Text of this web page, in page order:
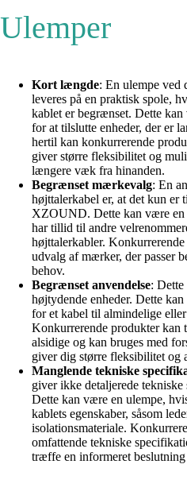
Ulemper
Kort længde: En ulempe ved
leveres på en praktisk spole,
kablet er begrænset. Dette
for at tilslutte enheder, der er
hertil kan konkurrerende
giver større fleksibilitet og
længere væk fra hinanden.
Begrænset mærkevalg: En
højttalerkabel er, at det kun
XZOUND. Dette kan være
har tillid til andre
højttalerkabler.
udvalg af mærker, der passer
behov.
Begrænset anvendelse:
højtydende enheder. Dette
for et kabel til almindelige
Konkurrerende produkter kan
alsidige og kan bruges med
giver dig større fleksibilitet og
Manglende tekniske
giver ikke detaljerede
Dette kan være en ulempe,
kablets egenskaber, såsom
isolationsmateriale.
omfattende tekniske
træffe en informeret